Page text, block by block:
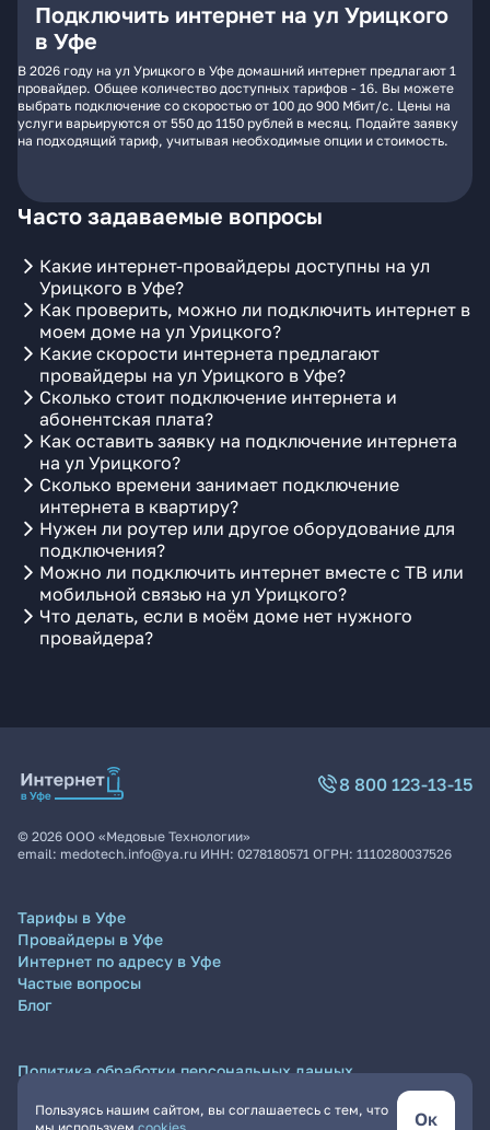
Подключить интернет на ул Урицкого
в Уфе
В 2026 году на ул Урицкого в Уфе домашний интернет предлагают 1
провайдер. Общее количество доступных тарифов - 16. Вы можете
выбрать подключение со скоростью от 100 до 900 Мбит/с. Цены на
услуги варьируются от 550 до 1150 рублей в месяц. Подайте заявку
на подходящий тариф, учитывая необходимые опции и стоимость.
Часто задаваемые вопросы
Какие интернет-провайдеры доступны на ул
Урицкого в Уфе?
Как проверить, можно ли подключить интернет в
моем доме на ул Урицкого?
Какие скорости интернета предлагают
провайдеры на ул Урицкого в Уфе?
Сколько стоит подключение интернета и
абонентская плата?
Как оставить заявку на подключение интернета
на ул Урицкого?
Сколько времени занимает подключение
интернета в квартиру?
Нужен ли роутер или другое оборудование для
подключения?
Можно ли подключить интернет вместе с ТВ или
мобильной связью на ул Урицкого?
Что делать, если в моём доме нет нужного
провайдера?
Пользуясь нашим сайтом, вы соглашаетесь с тем, что
Ок
8 800 123-13-15
© 2026 ООО «Медовые Технологии»
email: medotech.info@ya.ru ИНН: 0278180571 ОГРН: 1110280037526
Тарифы в Уфе
Провайдеры в Уфе
Интернет по адресу в Уфе
Частые вопросы
Блог
Политика обработки персональных данных
Пользовательское соглашение